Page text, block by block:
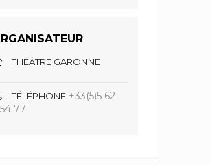
THÉÂTRE GARONNE
TÉLÉPHONE +33(5)5 62
77